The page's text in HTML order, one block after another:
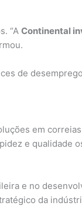
“A Continental
de
em
e qualidade
e no
da